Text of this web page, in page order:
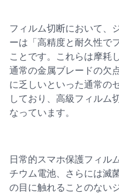
フィルム切断において、
ーは「高精度と耐久性で
ことです。これらは摩耗
通常の金属ブレードの欠
に乏しいといった通常の
しており、高級フィルム
なっています。
日常的スマホ保護フィル
チウム電池、さらには滅
の目に触れることのない